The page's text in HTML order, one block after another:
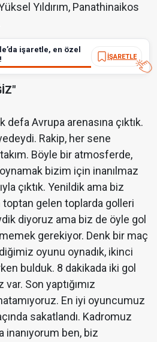
Yıldırım, Panathinaikos
işaretle, en özel
İŞARETLE
defa Avrupa arenasına çıktık.
Rakip, her sene
Böyle bir atmosferde,
bizim için inanılmaz
çıktık. Yenildik ama biz
toptan gelen toplarda golleri
diyoruz ama biz de öyle gol
gerekiyor. Denk bir maç
oyunu oynadık, ikinci
bulduk. 8 dakikada iki gol
Son yaptığımız
En iyi oyuncumuz
sakatlandı. Kadromuz
inanıyorum ben, biz